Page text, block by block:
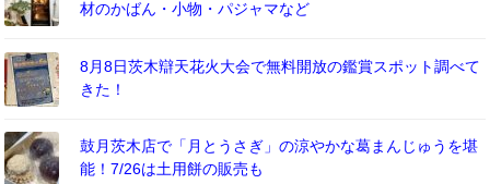
材のかばん・小物・パジャマなど
8月8日茨木辯天花火大会で無料開放の鑑賞スポット調べて
きた！
鼓月茨木店で「月とうさぎ」の涼やかな葛まんじゅうを堪
能！7/26は土用餅の販売も